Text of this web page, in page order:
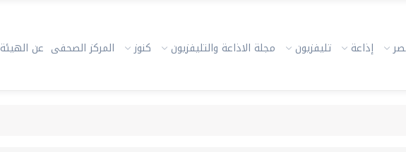
إذاعة تليفزيون مجلة الاذاعة والتليفزيون كنوز المركز الصحفى عن الهيئة